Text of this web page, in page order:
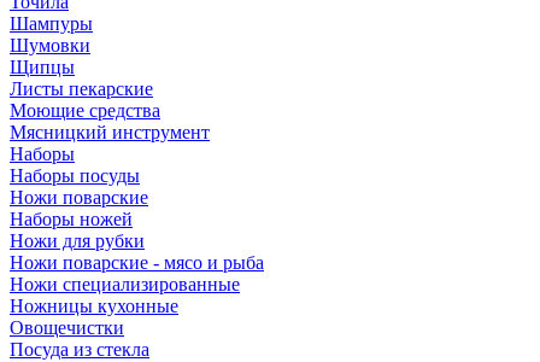
Шампуры
Шумовки
Щипцы
Листы пекарские
Моющие средства
Мясницкий инструмент
Наборы
Наборы посуды
Ножи поварские
Наборы ножей
Ножи для рубки
Ножи поварские - мясо и рыба
Ножи специализированные
Ножницы кухонные
Овощечистки
Посуда из стекла